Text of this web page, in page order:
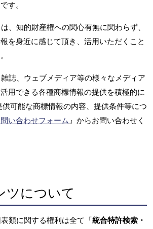
す。
、知的財産権への関心有無に関わらず、
を身近に感じて頂き、活用いただくこと
誌、ウェブメディア等の様々なメディア
用できる各種商標情報の提供を積極的に
可能な商標情報の内容、提供条件等につ
い合わせフォーム 』からお問い合わせく
ツについて
類に関する権利は全て「統合特許検索・